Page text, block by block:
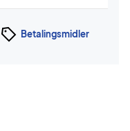
Betalingsmidler